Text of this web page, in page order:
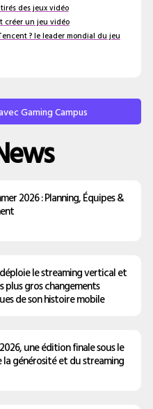
des jeux vidéo
créer un jeu vidéo
? le leader mondial du jeu
Gaming Campus
2026 : Planning, Équipes &
le streaming vertical et
plus gros changements
de son histoire mobile
une édition finale sous le
la générosité et du streaming